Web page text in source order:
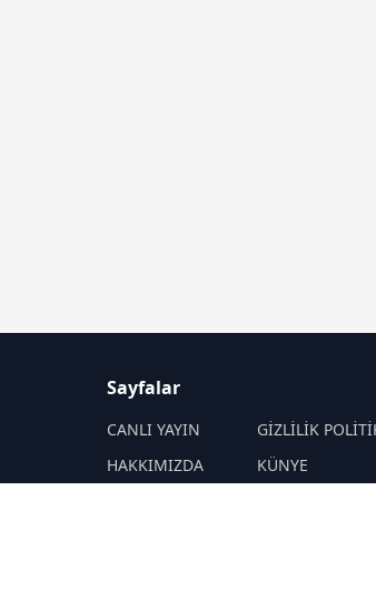
Sayfalar
CANLI YAYIN
GİZLİLİK
HAKKIMIZDA
KÜNYE